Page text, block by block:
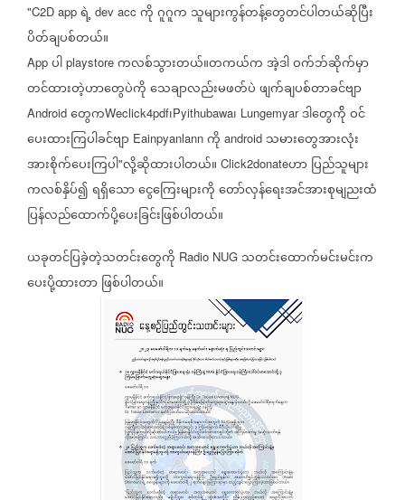
"C2D app ရဲ့ dev acc ကိုဂူဂူက သူများကွန်တန့်တွေတင်ပါတယ်ဆိုပြီး
ပိတ်ချပစ်တယ်။
App ပါ playstore ကလစ်သွားတယ်။တကယ်ကအဲ့ဒါဝက်ဘ်ဆိုက်မှာ
တင်ထားတဲ့ဟာတွေပဲကိုသေချာလည်းမဖတ်ပဲဖျက်ချပစ်တာခင်ဗျာ
Android တွေကWeclick4pdf၊Pyithubawa၊ Lungemyarဒါတွေက်ိုဝင်
ပေးထားကြပါခင်ဗျာ Eainpyanlann ကို android သမားတွေအားလုံး
အားစိုက်ပေးကြပါ"လို့ဆိုထားပါတယ်။ Click2donateဟာပြည်သူများ
ကလစ်နှိပ်၍ရရှိသောငွေကြေးများကိုတော်လှန်ရေးအင်အားစုမျညးထံ
ပြန်လည်ထောက်ပို့ပေးခြင်းဖြစ်ပါတယ်။
ယခုတင်ပြခဲ့တဲ့သတင်းတွေကို Radio NUG သတင်းထောက်မင်းမင်းက
ပေးပို့ထားတာဖြစ်ပါတယ်။